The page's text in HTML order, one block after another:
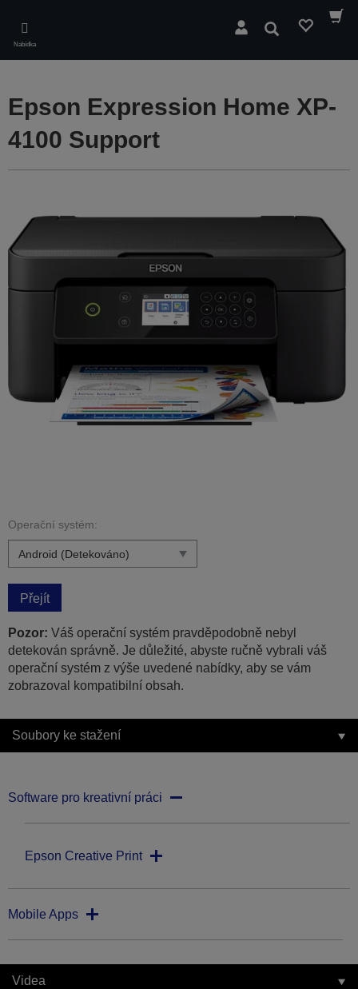
main
content
Nabídka
Hledat
Epson Expression Home XP-
4100 Support
Operační systém:
Přejít
Pozor: Váš operační systém pravděpodobně nebyl
detekován správně. Je důležité, abyste ručně vybrali váš
operační systém z výše uvedené nabídky, aby se vám
zobrazoval kompatibilní obsah.
Soubory ke stažení
Software pro kreativní práci
Epson Creative Print
Mobile Apps
Videa